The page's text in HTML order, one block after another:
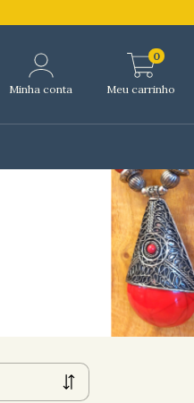
Minha conta Meu carrinho
0